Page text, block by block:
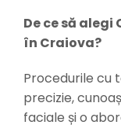
De ce să
în Craiova?
Procedurile cu
precizie,
faciale și o